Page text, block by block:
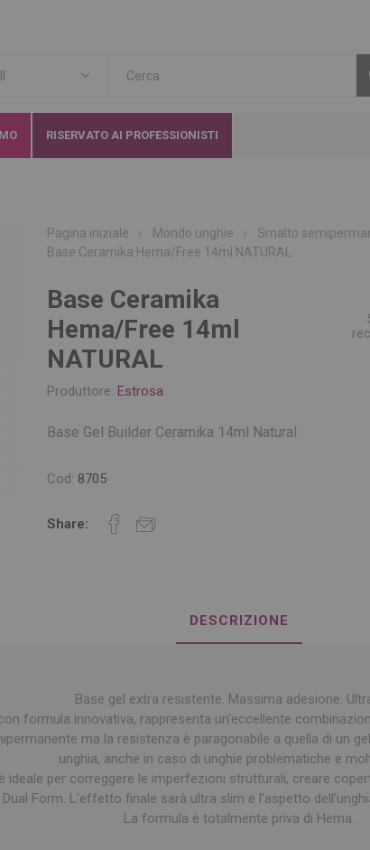
RISERVATO AI PROFESSIONISTI
Pagina iniziale Mondo unghie
Smalto
Base Ceramika Hema/Free 14ml NATURAL
Base Ceramika
Hema/Free 14ml
NATURAL
Produttore: Estrosa
Base Gel Builder Ceramika 14ml Natural
Cod: 8705
Share:
DESCRIZIONE
Base gel extra resistente. Massima adesione.
formula innovativa, rappresenta un'eccellente
ma la resistenza è paragonabile a quella di un
unghia, anche in caso di unghie problematiche e
ideale per correggere le imperfezioni strutturali, creare
Form. L'effetto finale sarà ultra slim e l'aspetto
La formula è totalmente priva di Hema.